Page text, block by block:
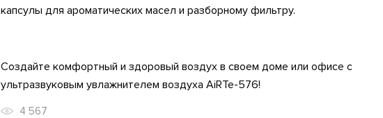
капсулы для ароматических масел и разборному фильтру.
Создайте комфортный и здоровый воздух в своем доме или офисе с
ультразвуковым увлажнителем воздуха AiRTe-576!
4 567